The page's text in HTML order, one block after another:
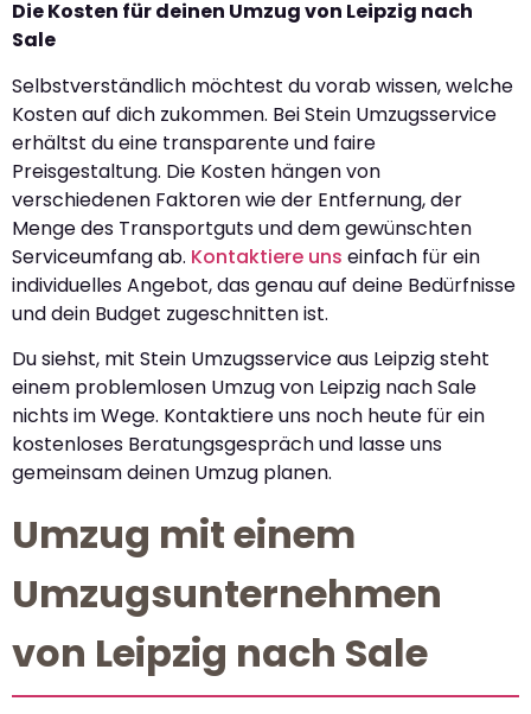
Die Kosten für deinen Umzug von Leipzig nach
Sale
Selbstverständlich möchtest du vorab wissen, welche
Kosten auf dich zukommen. Bei Stein Umzugsservice
erhältst du eine transparente und faire
Preisgestaltung. Die Kosten hängen von
verschiedenen Faktoren wie der Entfernung, der
Menge des Transportguts und dem gewünschten
Serviceumfang ab. Kontaktiere uns einfach für ein
individuelles Angebot, das genau auf deine Bedürfnisse
und dein Budget zugeschnitten ist.
Du siehst, mit Stein Umzugsservice aus Leipzig steht
einem problemlosen Umzug von Leipzig nach Sale
nichts im Wege. Kontaktiere uns noch heute für ein
kostenloses Beratungsgespräch und lasse uns
gemeinsam deinen Umzug planen.
Umzug mit einem
Umzugsunternehmen
von Leipzig nach Sale